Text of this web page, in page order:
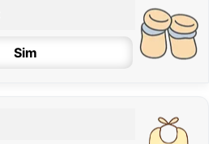
12 / 18 meses
Sim